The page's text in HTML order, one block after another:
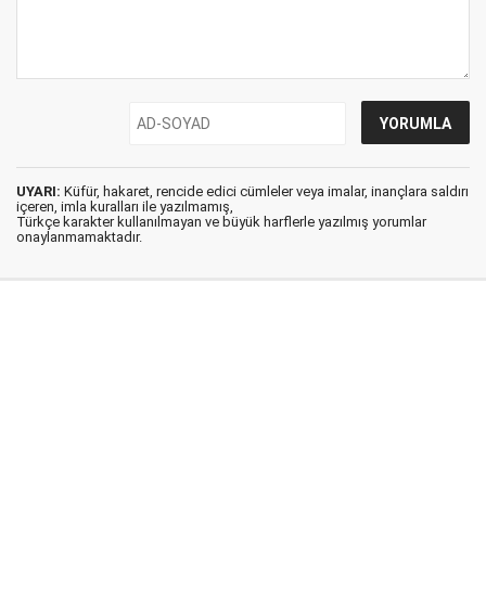
UYARI: Küfür, hakaret, rencide edici cümleler veya imalar, inançlara saldırı
içeren, imla kuralları ile yazılmamış,
Türkçe karakter kullanılmayan ve büyük harflerle yazılmış yorumlar
onaylanmamaktadır.